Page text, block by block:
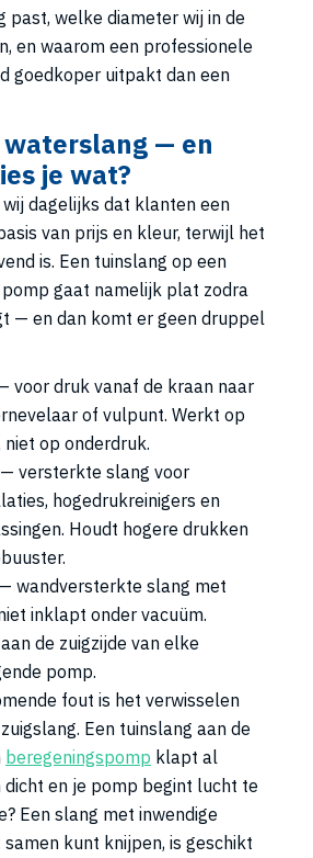
past, welke diameter wij in de
en waarom een professionele
goedkoper uitpakt dan een
— en
je wat?
dagelijks dat klanten een
van prijs en kleur, terwijl het
is. Een tuinslang op een
gaat namelijk plat zodra
— en dan komt er geen druppel
voor druk vanaf de kraan naar
of vulpunt. Werkt op
niet op onderdruk.
— versterkte slang voor
hogedrukreinigers en
Houdt hogere drukken
— wandversterkte slang met
inklapt onder vacuüm.
de zuigzijde van elke
pomp.
fout is het verwisselen
Een tuinslang aan de
beregeningspomp klapt al
dicht en je pomp begint lucht te
Een slang met inwendige
kunt knijpen, is geschikt